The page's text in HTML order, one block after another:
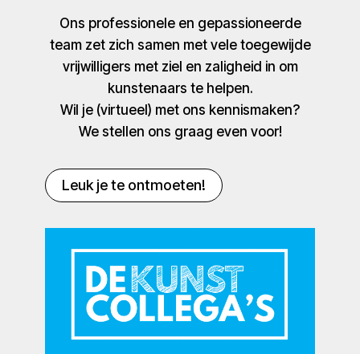
Ons professionele en gepassioneerde
team zet zich samen met vele toegewijde
vrijwilligers met ziel en zaligheid in om
kunstenaars te helpen.
Wil je (virtueel) met ons kennismaken?
We stellen ons graag even voor!
Leuk je te ontmoeten!